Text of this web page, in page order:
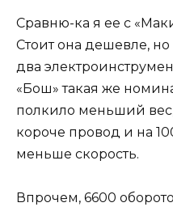
Сравню-ка я ее с
Стоит она дешевле,
два
«Бош» такая же
полкило меньший
короче провод и на
меньше скорость.
Впрочем, 6600